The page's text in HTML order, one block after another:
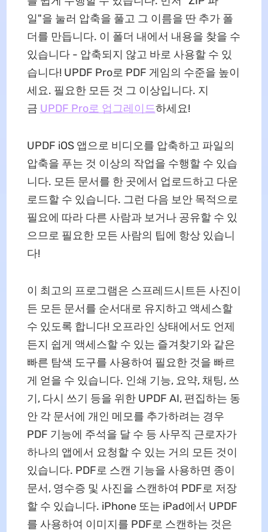
일"을 눌러 압축을 풀고 그 이름을 딴 추가 폴
더를 만듭니다. 이 폴더 내에서 내용을 찾을 수
있습니다 - 압축되지 않고 바로 사용할 수 있
습니다! UPDF Pro로 PDF 게임의 수준을 높이
세요. 필요한 모든 것 그 이상입니다. 지
금 UPDF Pro로 업그레이드하세요!
UPDF iOS 앱으로 비디오를 압축하고 파일의
압축을 푸는 것 이상의 작업을 수행할 수 있습
니다. 모든 문서를 한 곳에서 업로드하고 다운
로드할 수 있습니다. 그런 다음 보안 목적으로
필요에 따라 다른 사람과 보거나 공유할 수 있
으므로 필요한 모든 사람의 팁에 항상 있습니
다!
이 최고의 프로그램은 스프레드시트든 사진이
든 모든 문서를 순서대로 유지하고 액세스할
수 있도록 합니다! 오프라인 상태에서도 언제
든지 쉽게 액세스할 수 있는 즐겨찾기와 같은
빠른 탐색 도구를 사용하여 필요한 것을 빠르
게 얻을 수 있습니다. 인쇄 기능, 요약, 채팅, 쓰
기, 다시 쓰기 등을 위한 UPDF AI, 편집하는 동
안 각 문서에 개인 메모를 추가하려는 경우
PDF 기능에 주석을 달 수 등 사무직 근로자가
하나의 앱에서 요청할 수 있는 거의 모든 것이
있습니다. PDF로 스캔 기능을 사용하면 종이
문서, 영수증 및 사진을 스캔하여 PDF로 저장
할 수 있습니다. iPhone 또는 iPad에서 UPDF
를 사용하여 이미지를 PDF로 스캔하는 것은